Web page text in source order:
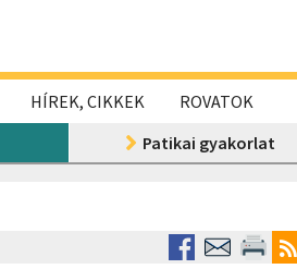
HÍREK, CIKKEK
ROVATOK
Patikai gyakorlat